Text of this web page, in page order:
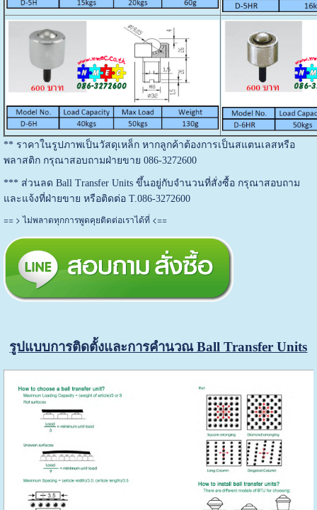
** ราคาในรูปภาพเป็นวัสดุเหล็ก หากลูกค้าต้องการเป็นสแตนเลสหรือ
พลาสติก กรุณาสอบถามฝ่ายขาย 086-3272600
*** ส่วนลด Ball Transfer Units ขึ้นอยู่กับจำนวนที่สั่งซื้อ กรุณาสอบถาม
และแจ้งที่ฝ่ายขาย หรือติดต่อ T.086-3272600
== >ไม่พลาดทุกการพูดคุยติดต่อเราได้ที่ <==
รูปแบบการติดตั้งและการคำนวณ Ball Transfer Units